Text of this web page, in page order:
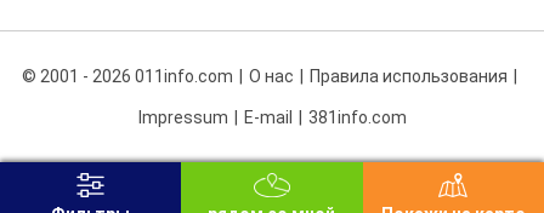
© 2001 - 2026 011info.com О нас Правила использования
Impressum E-mail 381info.com